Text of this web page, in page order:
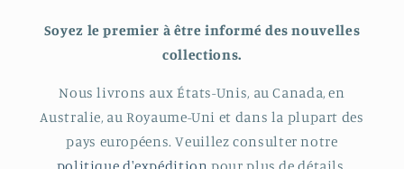
Soyez le premier à être informé des nouvelles
collections.
Nous livrons aux États-Unis, au Canada, en
Australie, au Royaume-Uni et dans la plupart des
pays européens. Veuillez consulter notre